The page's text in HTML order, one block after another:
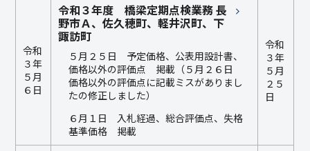
令和
３年
５月
６日
令和３年度 橋梁定期点検業務 長
野市Ａ、佐久穂町、軽井沢町、下
諏訪町
５月２５日 予定価格、公表用設計書、
価格以外の評価点 掲載（５月２６日
価格以外の評価点に記載ミスがありまし
たの修正しました）
６月１日 入札経過、総合評価点、失格
基準価格 掲載
令和
３年
５月
２５
日